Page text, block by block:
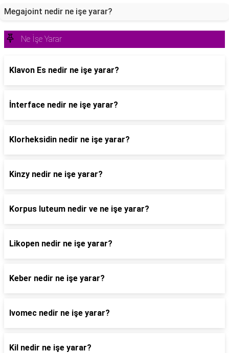
Megajoint nedir ne işe yarar?
Ne İşe Yarar
Klavon Es nedir ne işe yarar?
İnterface nedir ne işe yarar?
Klorheksidin nedir ne işe yarar?
Kinzy nedir ne işe yarar?
Korpus luteum nedir ve ne işe yarar?
Likopen nedir ne işe yarar?
Keber nedir ne işe yarar?
Ivomec nedir ne işe yarar?
Kil nedir ne işe yarar?